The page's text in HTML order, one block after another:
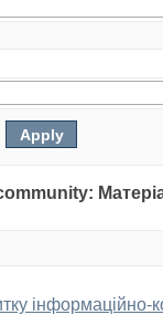
інформаційно-